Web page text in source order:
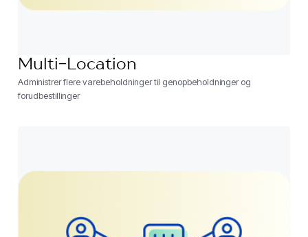
Multi-Location
Administrer flere varebeholdninger til genopbeholdninger og
forudbestillinger